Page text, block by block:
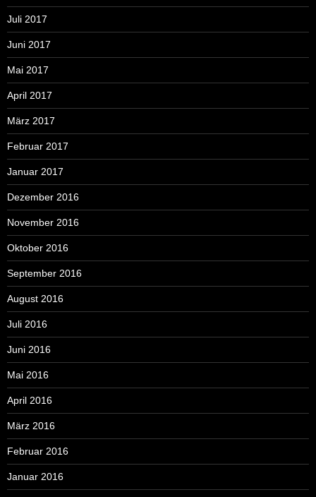
Juli 2017
Juni 2017
Mai 2017
April 2017
März 2017
Februar 2017
Januar 2017
Dezember 2016
November 2016
Oktober 2016
September 2016
August 2016
Juli 2016
Juni 2016
Mai 2016
April 2016
März 2016
Februar 2016
Januar 2016